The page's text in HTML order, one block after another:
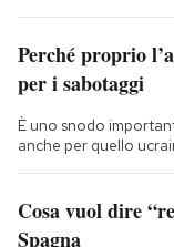
Perché proprio
per i sabotaggi
È uno snodo
anche per quello
Cosa vuol dire
Spagna